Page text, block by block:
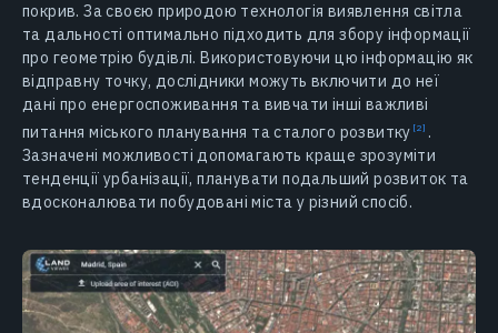
покрив. За своєю природою технологія виявлення світла
та дальності оптимально підходить для збору інформації
про геометрію будівлі. Використовуючи цю інформацію як
відправну точку, дослідники можуть включити до неї
дані про енергоспоживання та вивчати інші важливі
питання міського планування та сталого розвитку
.
Зазначені можливості допомагають краще зрозуміти
тенденції урбанізації, планувати подальший розвиток та
вдосконалювати побудовані міста у різний спосіб.